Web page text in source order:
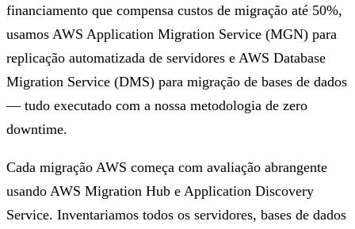
financiamento que compensa custos de migração até 50%,
usamos AWS Application Migration Service (MGN) para
replicação automatizada de servidores e AWS Database
Migration Service (DMS) para migração de bases de dados
— tudo executado com a nossa metodologia de zero
downtime.
Cada migração AWS começa com avaliação abrangente
usando AWS Migration Hub e Application Discovery
Service. Inventariamos todos os servidores, bases de dados